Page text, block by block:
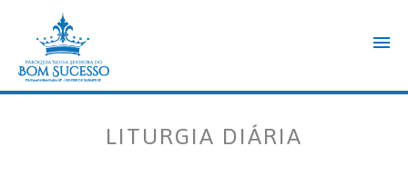
LITURGIA DIÁRIA